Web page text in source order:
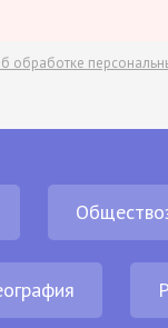
обработке